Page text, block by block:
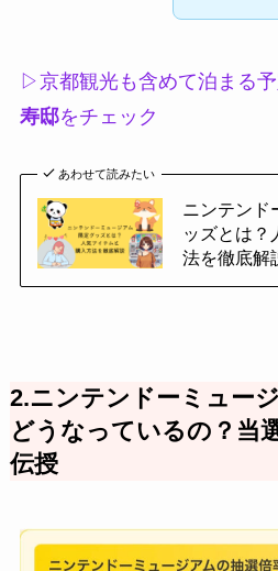
▷京都観光も含めて泊まる予
寿邸をチェック
あわせて読みたい
ニンテンド
ッズとは？
法を徹底解
2.ニンテンドーミュー
どうなっているの？当
伝授